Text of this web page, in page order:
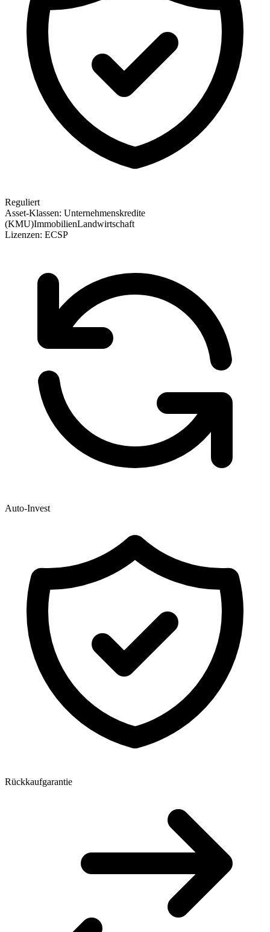
Reguliert
Asset-Klassen: Unternehmenskredite
(KMU)ImmobilienLandwirtschaft
Lizenzen: ECSP
Auto-Invest
Rückkaufgarantie